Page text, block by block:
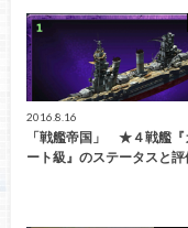
2016.8.16
「戦艦帝国」 ★４戦艦『
ート級』のステータスと評